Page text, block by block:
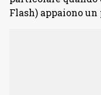
Flash) appaiono un